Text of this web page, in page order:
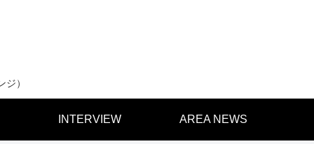
）
INTERVIEW AREA NEWS